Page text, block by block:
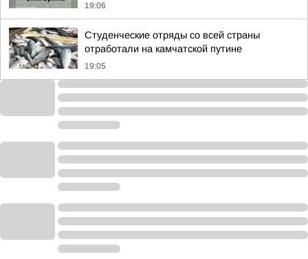
19:06
Студенческие отряды со всей страны
отработали на камчатской путине
19:05